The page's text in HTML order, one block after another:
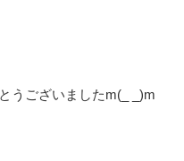
うございましたm(_ _)m